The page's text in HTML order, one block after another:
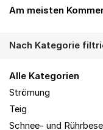
Am meisten
Nach Kategorie
Alle Kategorien
Strömung
Teig
Schnee- und